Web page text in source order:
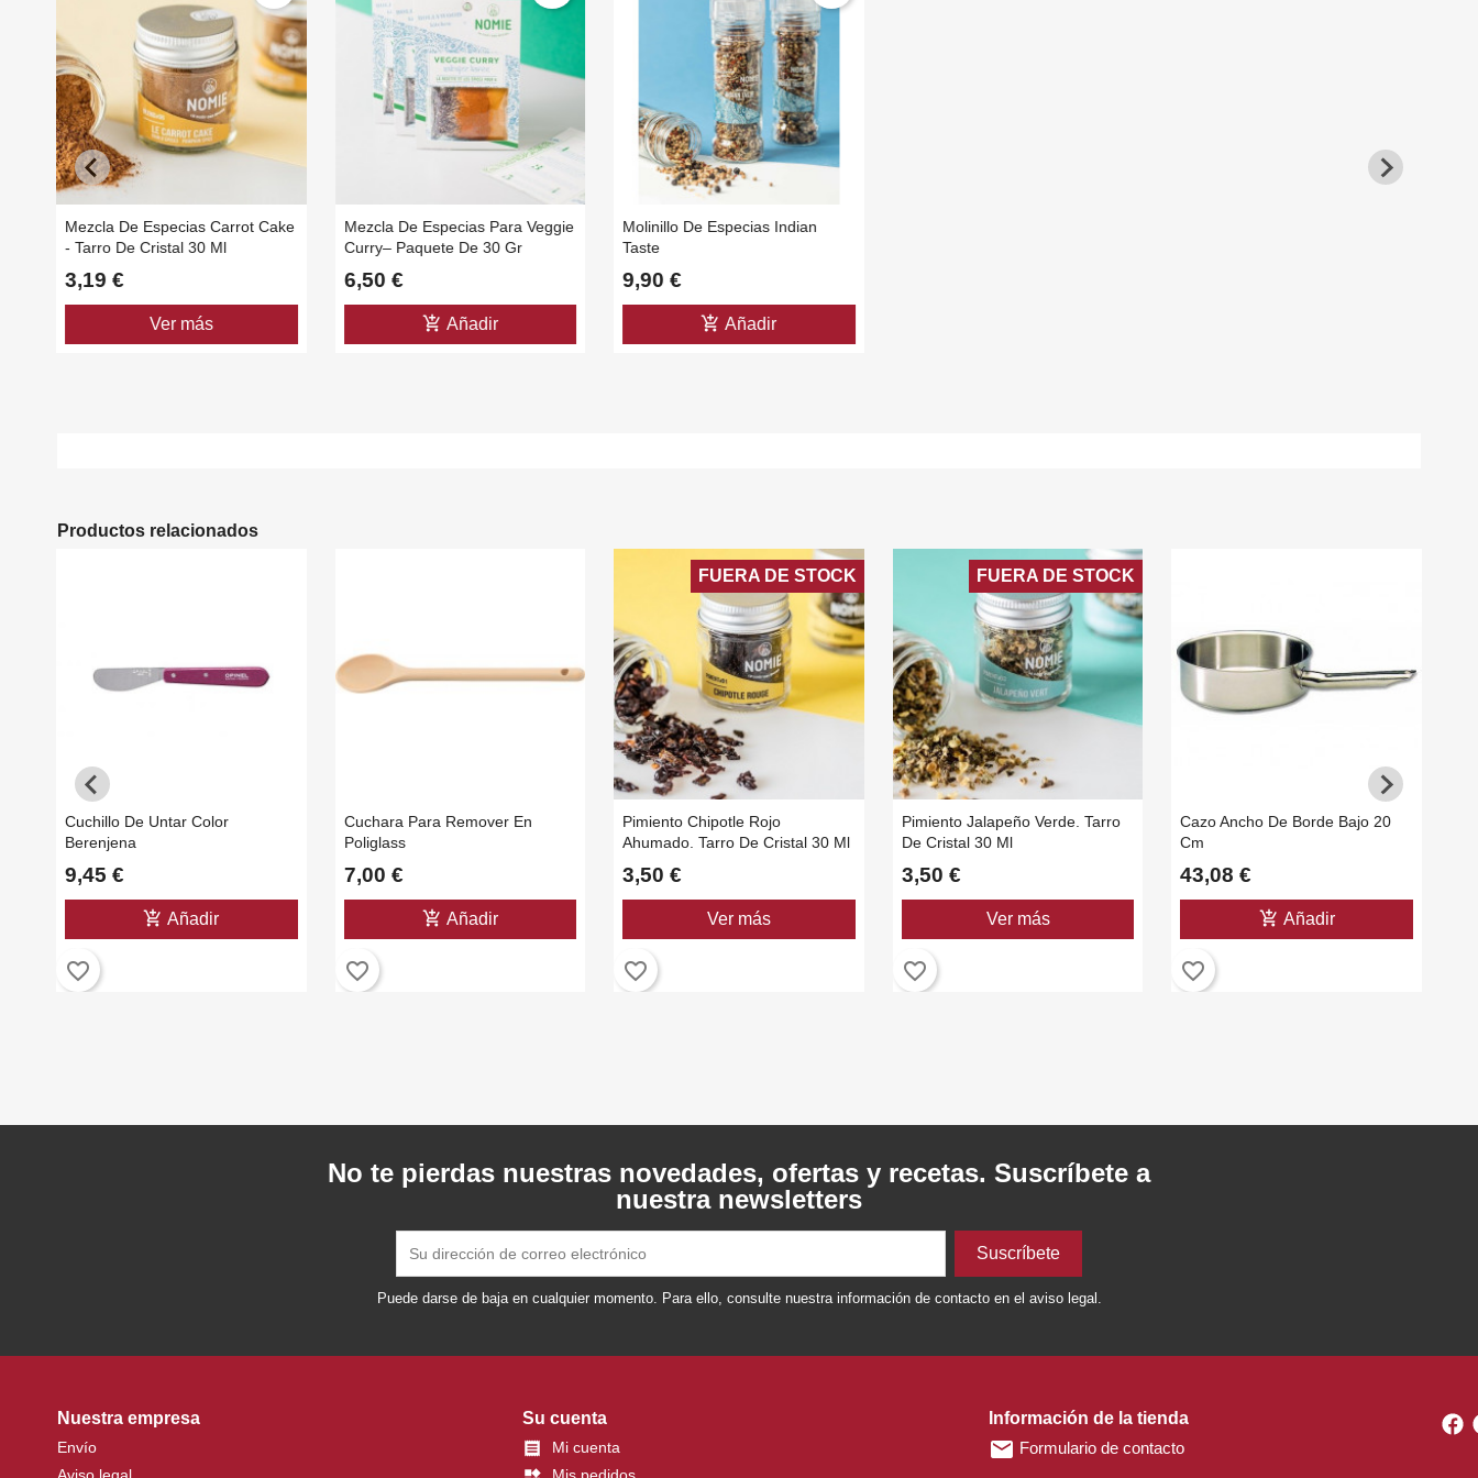
Mezcla De Especias Carrot Cake
- Tarro De Cristal 30 Ml
3,19 €
Ver más
Mezcla De Especias Para Veggie
Curry– Paquete De 30 Gr
6,50 €
add_shopping_cart Añadir
Molinillo De Especias Indian
Taste
9,90 €
add_shopping_cart Añadir
Productos relacionados
Cuchillo De Untar Color
Berenjena
9,45 €
add_shopping_cart Añadir
favorite_border
Cuchara Para Remover En
Poliglass
7,00 €
add_shopping_cart Añadir
favorite_border
Pimiento Chipotle Rojo
Ahumado. Tarro De Cristal 30 Ml
3,50 €
Ver más
FUERA DE STOCK
favorite_border
Pimiento Jalapeño Verde. Tarro
De Cristal 30 Ml
3,50 €
Ver más
FUERA DE STOCK
favorite_border
Cazo Ancho De Borde Bajo 20
Cm
43,08 €
add_shopping_cart Añadir
favorite_border
No te pierdas nuestras novedades, ofertas y recetas. Suscríbete a
nuestra newsletters
Puede darse de baja en cualquier momento. Para ello, consulte nuestra información de contacto en el aviso legal.
Nuestra empresa
Envío
Su cuenta
 Mi cuenta
Información de la tienda
email Formulario de contacto